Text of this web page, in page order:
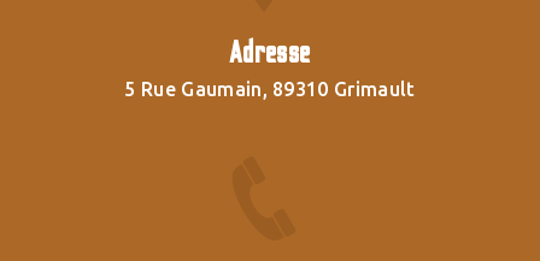
Adresse
5 Rue Gaumain, 89310 Grimault